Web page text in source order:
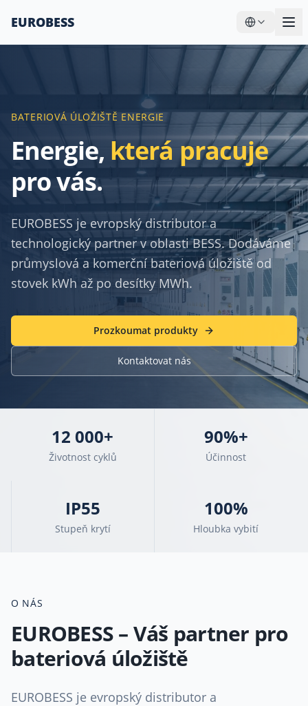
EUROBESS
BATERIOVÁ ÚLOŽIŠTĚ ENERGIE
Energie, která pracuje
pro vás.—EUROBESS –
EUROBESS je evropský distributor a
technologický partner v oblasti BESS. Dodáváme
průmyslová a komerční bateriová úložiště od
stovek kWh až po desítky MWh.
Prozkoumat produkty
Kontaktovat nás
12 000+
Životnost cyklů
90%+
Účinnost
IP55
Stupeň krytí
100%
Hloubka vybití
O NÁS
EUROBESS – Váš partner pro
bateriová úložiště
EUROBESS je evropský distributor a